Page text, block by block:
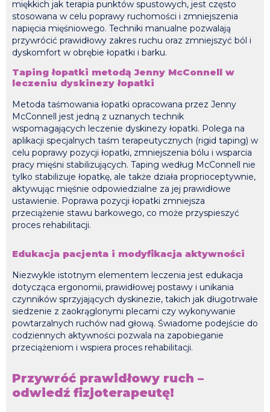
miękkich jak terapia punktów spustowych, jest często
stosowana w celu poprawy ruchomości i zmniejszenia
napięcia mięśniowego. Techniki manualne pozwalają
przywrócić prawidłowy zakres ruchu oraz zmniejszyć ból i
dyskomfort w obrębie łopatki i barku.
Taping łopatki metodą Jenny McConnell w
leczeniu dyskinezy łopatki
Metoda taśmowania łopatki opracowana przez Jenny
McConnell jest jedną z uznanych technik
wspomagających leczenie dyskinezy łopatki. Polega na
aplikacji specjalnych taśm terapeutycznych (rigid taping) w
celu poprawy pozycji łopatki, zmniejszenia bólu i wsparcia
pracy mięśni stabilizujących. Taping według McConnell nie
tylko stabilizuje łopatkę, ale także działa proprioceptywnie,
aktywując mięśnie odpowiedzialne za jej prawidłowe
ustawienie. Poprawa pozycji łopatki zmniejsza
przeciążenie stawu barkowego, co może przyspieszyć
proces rehabilitacji.
Edukacja pacjenta i modyfikacja aktywności
Niezwykle istotnym elementem leczenia jest edukacja
dotycząca ergonomii, prawidłowej postawy i unikania
czynników sprzyjających dyskinezie, takich jak długotrwałe
siedzenie z zaokrąglonymi plecami czy wykonywanie
powtarzalnych ruchów nad głową. Świadome podejście do
codziennych aktywności pozwala na zapobieganie
przeciążeniom i wspiera proces rehabilitacji.
Przywróć prawidłowy ruch –
odwiedź fizjoterapeutę!